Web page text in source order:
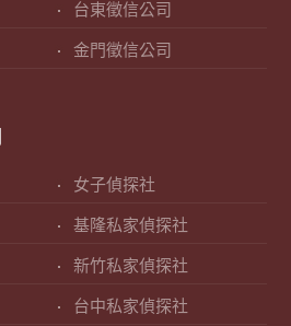
台東徵信公司
金門徵信公司
女子偵探社
基隆私家偵探社
新竹私家偵探社
台中私家偵探社